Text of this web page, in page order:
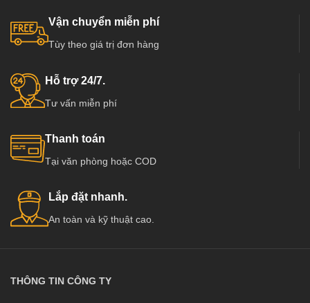
Vận chuyển miễn phí
Tùy theo giá trị đơn hàng
Hỗ trợ 24/7.
Tư vấn miễn phí
Thanh toán
Tại văn phòng hoặc COD
Lắp đặt nhanh.
An toàn và kỹ thuật cao.
THÔNG TIN CÔNG TY